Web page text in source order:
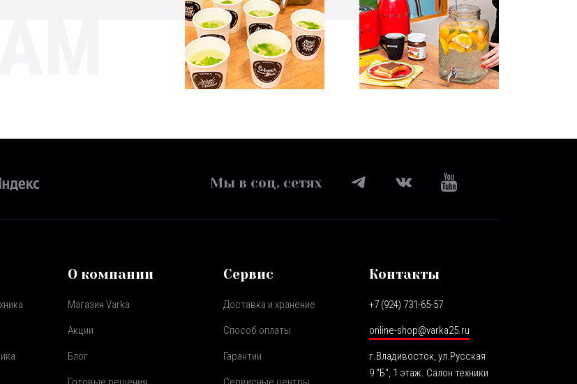
Мы в соц. сетях
О компании
Магазин Varka
Акции
Блог
Сервис
Доставка и хранение
Способ оплаты
Гарантии
Контакты
+7 (924) 731-65-57
online-shop@varka25.ru
г.Владивосток, ул.Русская
9 "Б", 1 этаж. Салон техники